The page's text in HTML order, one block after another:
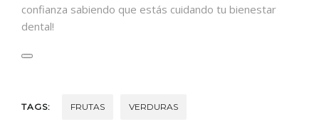
confianza sabiendo que estás cuidando tu bienestar
dental!
TAGS: FRUTAS VERDURAS